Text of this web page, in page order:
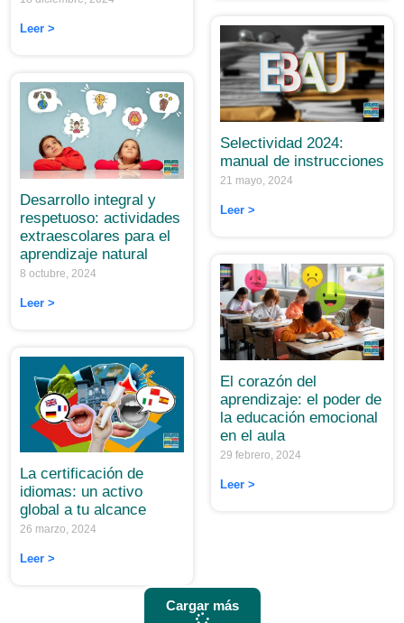
Leer >
Desarrollo integral y
respetuoso: actividades
extraescolares para el
aprendizaje natural
8 octubre, 2024
Leer >
Selectividad 2024:
manual de instrucciones
21 mayo, 2024
Leer >
La certificación de
idiomas: un activo
global a tu alcance
26 marzo, 2024
Leer >
El corazón del
aprendizaje: el poder de
la educación emocional
en el aula
29 febrero, 2024
Leer >
Cargar más